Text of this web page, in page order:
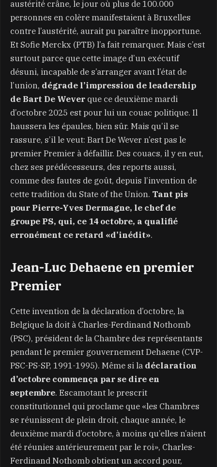
austérité crâne, le jour où plus de 100.000
personnes en colère manifestaient à Bruxelles
contre l’austérité, aurait pu paraître inopportune.
Et Sofie Merckx (PTB) l’a fait remarquer. Mais c’est
surtout parce que cette image d’un exécutif
désuni, incapable de s’arranger avant l’état de
l’union, dégrade l’impression de leadership
de Bart De Wever que ce deuxième mardi
d’octobre 2025 est pour lui un couac politique. Il
haussera les épaules, bien sûr. Mais qu’il se
rassure, s’il le veut: Bart De Wever n’est pas le
premier Premier à défaillir. Des couacs, il y en eut,
chez ses prédécesseurs, des reports aussi,
comme des fautes de goût, depuis l’invention de
cette tradition du State of the Union. Tant pis
pour Pierre-Yves Dermagne, le chef de
groupe PS, qui, ce 14 octobre, a qualifié
erronément ce retard «d’inédit».
Jean-Luc Dehaene en premier
Premier
Cette invention de la déclaration d’octobre, la
Belgique la doit à Charles-Ferdinand Nothomb
(PSC), président de la Chambre des représentants
pendant le premier gouvernement Dehaene (CVP-
PSC-PS-SP, 1991-1995). Même si la déclaration
d’octobre commença par se dire en
septembre. Escamotant le prescrit
constitutionnel qui proclame que «les Chambres
se réunissent de plein droit, chaque année, le
deuxième mardi d’octobre, à moins qu’elles n’aient
été réunies antérieurement par le roi», Charles-
Ferdinand Nothomb obtient un accord pour,